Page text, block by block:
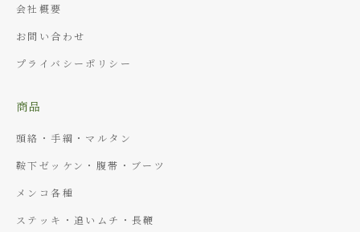
会社概要
お問い合わせ
プライバシーポリシー
商品
頭絡・手綱・マルタン
鞍下ゼッケン・腹帯・ブーツ
メンコ各種
ステッキ・追いムチ・長鞭